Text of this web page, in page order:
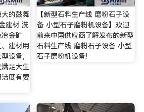
的鼓舞
建材 洗
金矿
建材用
设备，
足大生
度有要
【新型石料生产线 磨粉石子设
备 小型石子磨粉机设备】欢迎
前来中国供应商了解发布的新型
石料生产线 磨粉石子设备 小型
石子磨粉机设备!